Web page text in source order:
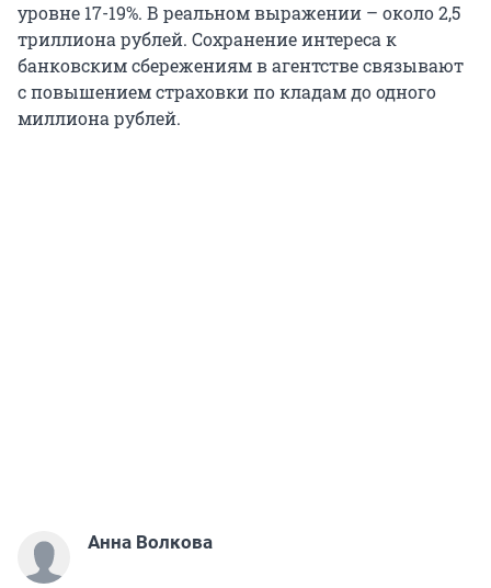
уровне 17-19%. В реальном выражении – около 2,5
триллиона рублей. Сохранение интереса к
банковским сбережениям в агентстве связывают
с повышением страховки по кладам до одного
миллиона рублей.
Анна Волкова